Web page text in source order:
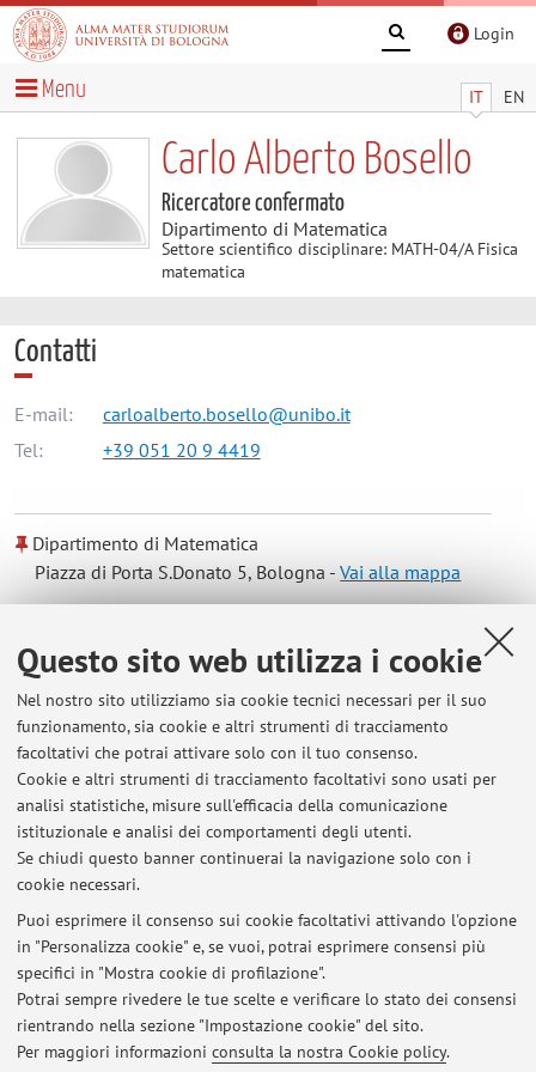
Questo sito web utilizza i cookie
Nel nostro sito utilizziamo sia cookie tecnici necessari per il suo
funzionamento, sia cookie e altri strumenti di tracciamento
facoltativi che potrai attivare solo con il tuo consenso.
Cookie e altri strumenti di tracciamento facoltativi sono usati per
analisi statistiche, misure sull'efficacia della comunicazione
istituzionale e analisi dei comportamenti degli utenti.
Se chiudi questo banner continuerai la navigazione solo con i
cookie necessari.
Puoi esprimere il consenso sui cookie facoltativi attivando l'opzione
in "Personalizza cookie" e, se vuoi, potrai esprimere consensi più
specifici in "Mostra cookie di profilazione".
Potrai sempre rivedere le tue scelte e verificare lo stato dei consensi
rientrando nella sezione "Impostazione cookie" del sito.
Per maggiori informazioni consulta la nostra Cookie policy.
Login
IT EN
Menu
Carlo Alberto Bosello
Ricercatore confermato
Dipartimento di Matematica
Settore scientifico disciplinare: MATH-04/A Fisica
matematica
Contatti
E-mail:
carloalberto.bosello@unibo.it
Tel:
+39 051 20 9 4419
Dipartimento di Matematica
Piazza di Porta S.Donato 5, Bologna -Vai alla mappa
Risorse in rete
ORCID
Orario di ricevimento
Su appuntamento (e-mail carloalberto.bosello@dm.unibo.it)
Ultimi avvisi
Al momento non sono presenti avvisi.